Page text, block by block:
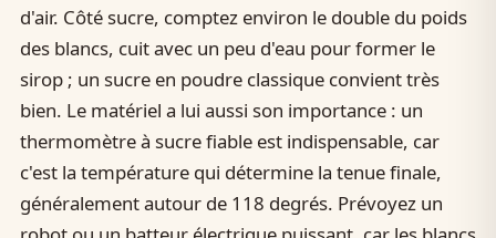
d'air. Côté sucre, comptez environ le double du poids
des blancs, cuit avec un peu d'eau pour former le
sirop ; un sucre en poudre classique convient très
bien. Le matériel a lui aussi son importance : un
thermomètre à sucre fiable est indispensable, car
c'est la température qui détermine la tenue finale,
généralement autour de 118 degrés. Prévoyez un